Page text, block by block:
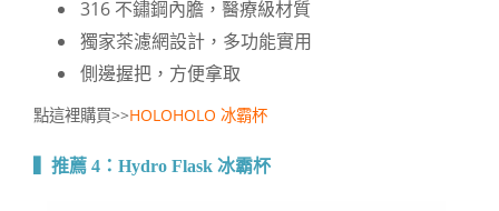
316 不鏽鋼內膽，醫療級材質
獨家茶濾網設計，多功能實用
側邊握把，方便拿取
點這裡購買>>HOLOHOLO 冰霸杯
▍推薦 4： Hydro Flask 冰霸杯